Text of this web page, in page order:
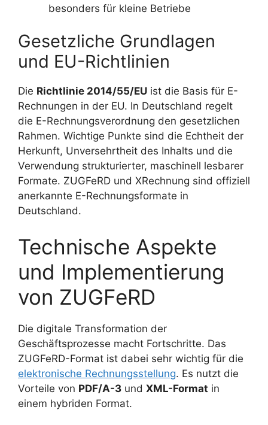
besonders für kleine Betriebe
Gesetzliche Grundlagen
und EU-Richtlinien
Die Richtlinie 2014/55/EU ist die Basis für E-
Rechnungen in der EU. In Deutschland regelt
die E-Rechnungsverordnung den gesetzlichen
Rahmen. Wichtige Punkte sind die Echtheit der
Herkunft, Unversehrtheit des Inhalts und die
Verwendung strukturierter, maschinell lesbarer
Formate. ZUGFeRD und XRechnung sind offiziell
anerkannte E-Rechnungsformate in
Deutschland.
Technische Aspekte
und Implementierung
von ZUGFeRD
Die digitale Transformation der
Geschäftsprozesse macht Fortschritte. Das
ZUGFeRD-Format ist dabei sehr wichtig für die
elektronische Rechnungsstellung. Es nutzt die
Vorteile von PDF/A-3 und XML-Format in
einem hybriden Format.